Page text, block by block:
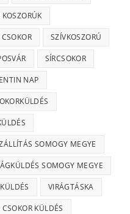
SZÍVKOSZORÚ
SÍRCSOKOR
NAP
SOMOGY MEGYE
SOMOGY MEGYE
VIRÁGTÁSKA
KÜLDÉS